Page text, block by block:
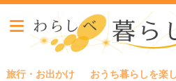
旅行・お出かけ おうち暮らしを楽